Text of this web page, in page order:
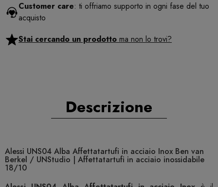
Customer care: ti offriamo supporto in ogni fase del tuo
acquisto
Stai cercando un prodotto ma non lo trovi?
Descrizione
Alessi UNS04 Alba Affettatartufi in acciaio Inox Ben van
Berkel / UNStudio | Affettatartufi in acciaio inossidabile
18/10